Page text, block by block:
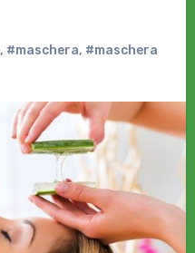
, #maschera, #maschera